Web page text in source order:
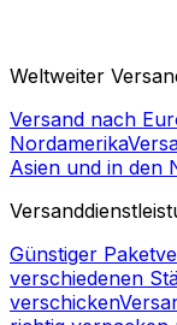
Weltweiter
Versand nach
Nordamerika
Asien und in den
Günstiger
verschiedenen
verschicken